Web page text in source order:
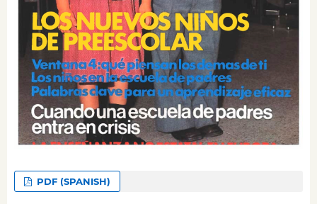
PDF (SPANISH)